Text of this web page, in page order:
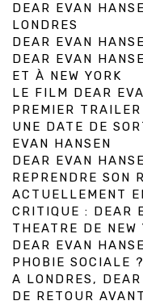
DEAR EVAN
LONDRES
DEAR EVAN
DEAR EVAN
ET À NEW YORK
LE FILM DEAR
PREMIER TRAILER
UNE DATE DE
EVAN HANSEN
DEAR EVAN
REPRENDRE SON
ACTUELLEMENT
CRITIQUE : DEAR
THEATRE DE NEW
DEAR EVAN
PHOBIE SOCIALE ?
A LONDRES,
DE RETOUR